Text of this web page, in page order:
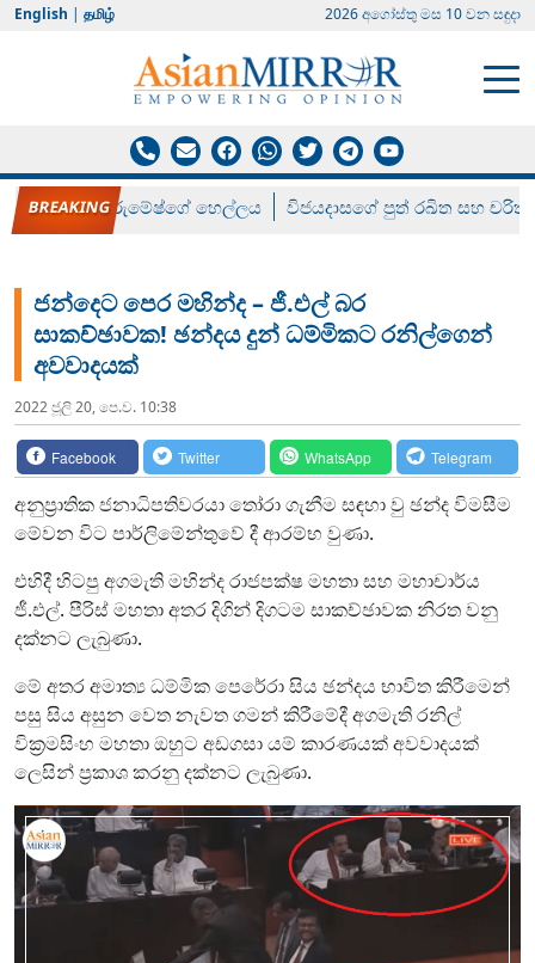
English | தமிழ் 2026 අගෝස්‍තු මස 10 වන සඳුදා
රන් ගෙනා රුමේෂ්ගේ හෙල්ලය විජයදාසගේ පුත් රඛිත සහ චරිත්
ජන්දෙට පෙර මහින්ද – ජී.එල් බර
සාකච්ඡාවක! ඡන්දය දුන් ධම්මිකට රනිල්ගෙන්
අවවාදයක්
2022 ජූලි 20, පෙ.ව. 10:38
Facebook Twitter WhatsApp Telegram
අනුප්‍රාතික ජනාධිපතිවරයා තෝරා ගැනීම සඳහා වු ඡන්ද විමසීම
මේවන විට පාර්ලිමේන්තුවේ දී ආරම්භ වුණා.
එහිදී හිටපු අගමැති මහින්ද රාජපක්ෂ මහතා සහ මහාචාර්ය
ජී.එල්. පීරිස් මහතා අතර දිගින් දිගටම සාකච්ඡාවක නිරත වනු
දක්නට ලැබුණා.
මේ අතර අමාත්‍ය ධම්මික පෙරේරා සිය ඡන්දය භාවිත කිරීමෙන්
පසු සිය අසුන වෙත නැවත ගමන් කිරීමේදී අගමැති රනිල්
වික්‍රමසිංහ මහතා ඔහුට අඩගසා යම් කාරණයක් අවවාදයක්
ලෙසින් ප්‍රකාශ කරනු දක්නට ලැබුණා.